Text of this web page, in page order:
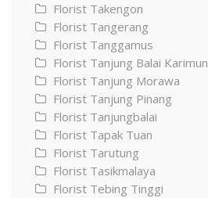
Florist Takengon
Florist Tangerang
Florist Tanggamus
Florist Tanjung Balai Karimun
Florist Tanjung Morawa
Florist Tanjung Pinang
Florist Tanjungbalai
Florist Tapak Tuan
Florist Tarutung
Florist Tasikmalaya
Florist Tebing Tinggi